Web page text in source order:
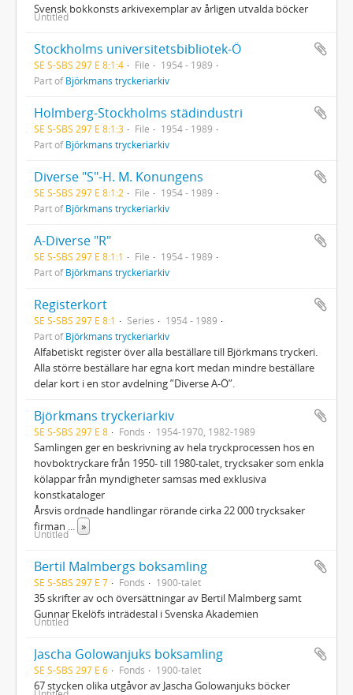
Svensk bokkonsts arkivexemplar av årligen utvalda böcker
Untitled
Stockholms universitetsbibliotek-Ö
SE S-SBS 297 E 8:1:4 File
1954 - 1989
Part ofBjörkmans tryckeriarkiv
Holmberg-Stockholms städindustri
SE S-SBS 297 E 8:1:3 File
1954 - 1989
Part ofBjörkmans tryckeriarkiv
Diverse "S"-H. M. Konungens
SE S-SBS 297 E 8:1:2 File
1954 - 1989
Part ofBjörkmans tryckeriarkiv
A-Diverse "R"
SE S-SBS 297 E 8:1:1 File
1954 - 1989
Part ofBjörkmans tryckeriarkiv
Registerkort
SE S-SBS 297 E 8:1 Series
1954 - 1989
Part ofBjörkmans tryckeriarkiv
Alfabetiskt register över alla beställare till Björkmans tryckeri.
Alla större beställare har egna kort medan mindre beställare
delar kort i en stor avdelning ”Diverse A-Ö”.
Björkmans tryckeriarkiv
SE S-SBS 297 E 8 Fonds 1954-1970, 1982-1989
Samlingen ger en beskrivning av hela tryckprocessen hos en
hovboktryckare från 1950- till 1980-talet, trycksaker som enkla
kölappar från myndigheter samsas med exklusiva
konstkataloger
Årsvis ordnade handlingar rörande cirka 22 000 trycksaker
firman
»
Untitled
Bertil Malmbergs boksamling
SE S-SBS 297 E 7 Fonds 1900-talet
35 skrifter av och översättningar av Bertil Malmberg samt
Gunnar Ekelöfs inträdestal i Svenska Akademien
Untitled
Jascha Golowanjuks boksamling
SE S-SBS 297 E 6 Fonds 1900-talet
67 stycken olika utgåvor av Jascha Golowanjuks böcker